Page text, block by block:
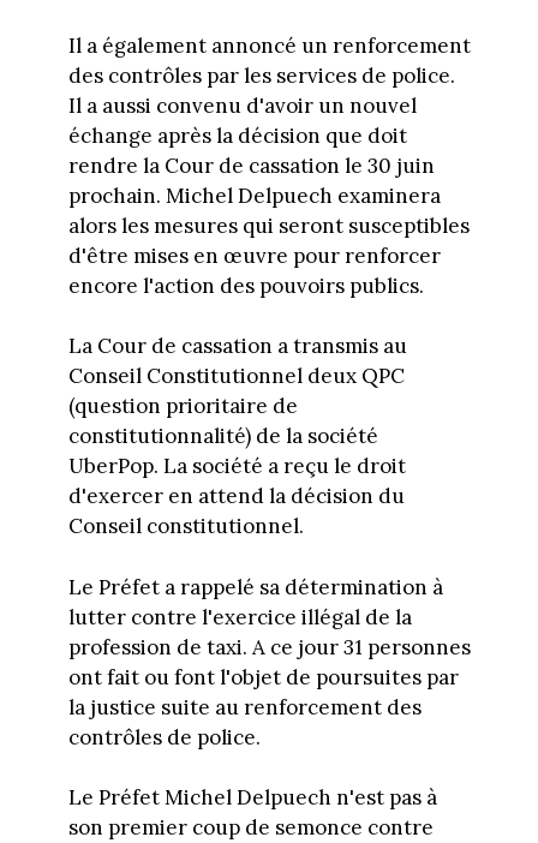
Il a également annoncé un renforcement
des contrôles par les services de police.
Il a aussi convenu d'avoir un nouvel
échange après la décision que doit
rendre la Cour de cassation le 30 juin
prochain. Michel Delpuech examinera
alors les mesures qui seront susceptibles
d'être mises en œuvre pour renforcer
encore l'action des pouvoirs publics.
La Cour de cassation a transmis au
Conseil Constitutionnel deux QPC
(question prioritaire de
constitutionnalité) de la société
UberPop. La société a reçu le droit
d'exercer en attend la décision du
Conseil constitutionnel.
Le Préfet a rappelé sa détermination à
lutter contre l'exercice illégal de la
profession de taxi. A ce jour 31 personnes
ont fait ou font l'objet de poursuites par
la justice suite au renforcement des
contrôles de police.
Le Préfet Michel Delpuech n'est pas à
son premier coup de semonce contre